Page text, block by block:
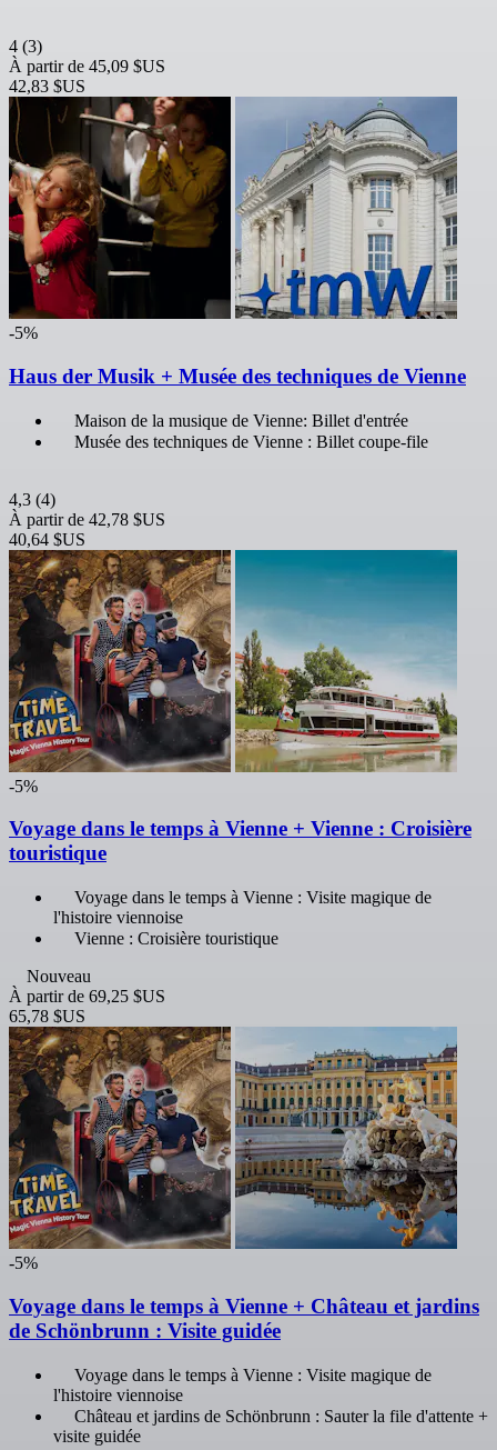
4 (3)
À partir de 45,09 $US
42,83 $US
-5%
Haus der Musik + Musée des techniques de Vienne
Maison de la musique de Vienne: Billet d'entrée
Musée des techniques de Vienne : Billet coupe-file
4,3 (4)
À partir de 42,78 $US
40,64 $US
-5%
Voyage dans le temps à Vienne + Vienne : Croisière
touristique
Voyage dans le temps à Vienne : Visite magique de
l'histoire viennoise
Vienne : Croisière touristique
Nouveau
À partir de 69,25 $US
65,78 $US
-5%
Voyage dans le temps à Vienne + Château et jardins
de Schönbrunn : Visite guidée
Voyage dans le temps à Vienne : Visite magique de
l'histoire viennoise
Château et jardins de Schönbrunn : Sauter la file d'attente +
visite guidée